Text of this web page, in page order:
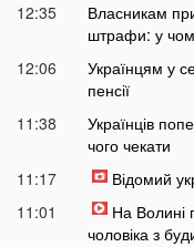
12:35
Власникам
штрафи: у
12:06
Українцям у
пенсії
11:38
Українців
чого чекати
11:17
Відомий
11:01
На Волині
чоловіка з